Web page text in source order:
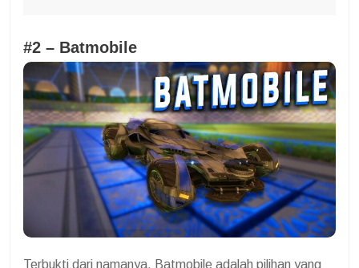
#2 – Batmobile
Terbukti dari namanya, Batmobile adalah pilihan yang